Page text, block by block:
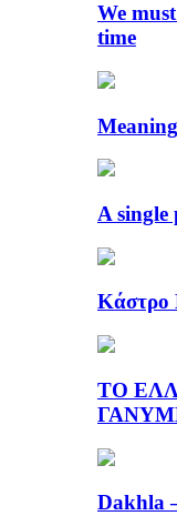
We
time
A single
Κάστρο
ΤΟ
Dakhla